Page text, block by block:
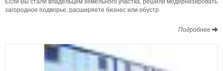
загородное подворье, расширяете бизнес или обустр
Подробнее